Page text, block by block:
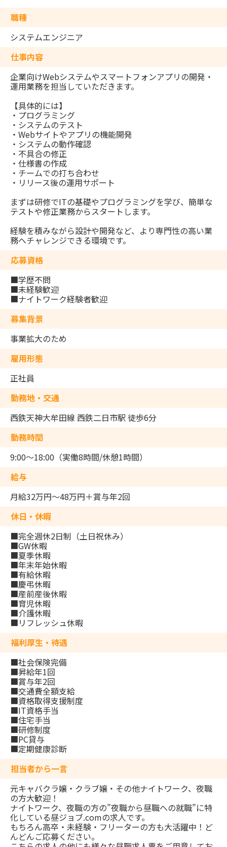
職種
システムエンジニア
仕事内容
企業向けWebシステムやスマートフォンアプリの開発・
運用業務を担当していただきます。
【具体的には】
・プログラミング
・システムのテスト
・Webサイトやアプリの機能開発
・システムの動作確認
・不具合の修正
・仕様書の作成
・チームでの打ち合わせ
・リリース後の運用サポート
まずは研修でITの基礎やプログラミングを学び、簡単な
テストや修正業務からスタートします。
経験を積みながら設計や開発など、より専門性の高い業
務へチャレンジできる環境です。
応募資格
■学歴不問
■未経験歓迎
■ナイトワーク経験者歓迎
募集背景
事業拡大のため
雇用形態
正社員
勤務地・交通
西鉄天神大牟田線 西鉄二日市駅 徒歩6分
勤務時間
9:00～18:00（実働8時間/休憩1時間）
給与
月給32万円～48万円＋賞与年2回
休日・休暇
■完全週休2日制（土日祝休み）
■GW休暇
■夏季休暇
■年末年始休暇
■有給休暇
■慶弔休暇
■産前産後休暇
■育児休暇
■介護休暇
■リフレッシュ休暇
福利厚生・待遇
■社会保険完備
■昇給年1回
■賞与年2回
■交通費全額支給
■資格取得支援制度
■IT資格手当
■住宅手当
■研修制度
■PC貸与
■定期健康診断
担当者から一言
元キャバクラ嬢・クラブ嬢・その他ナイトワーク、夜職
の方大歓迎！
ナイトワーク、夜職の方の”夜職から昼職への就職”に特
化している昼ジョブ.comの求人です。
もちろん高卒・未経験・フリーターの方も大活躍中！ど
んどんご応募ください。